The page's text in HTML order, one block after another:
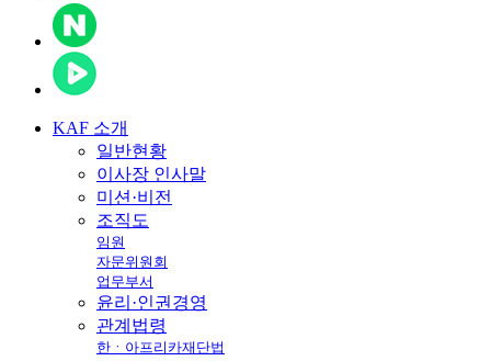
KAF 소개
일반현황
이사장 인사말
미션·비전
조직도
임원
자문위원회
업무부서
윤리·인권경영
관계법령
한ㆍ아프리카재단법